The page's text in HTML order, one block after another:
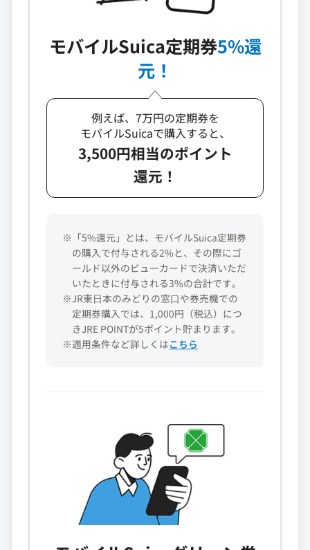
モバイルSuica定期券5%還
元！
例えば、7万円の定期券を
モバイルSuicaで購入すると、
3,500円相当のポイント
還元！
※「5%還元」とは、モバイルSuica定期券
の購入で付与される2%と、その際にゴ
ールド以外のビューカードで決済いただ
いたときに付与される3%の合計です。
※JR東⽇本のみどりの窓⼝や券売機での
定期券購入では、1,000円（税込）につ
きJRE POINTが5ポイント貯まります。
※適用条件など詳しくはこちら